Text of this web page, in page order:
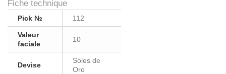
Fiche technique
Pick № 112
Valeur
faciale
10
Devise
Soles de
Oro